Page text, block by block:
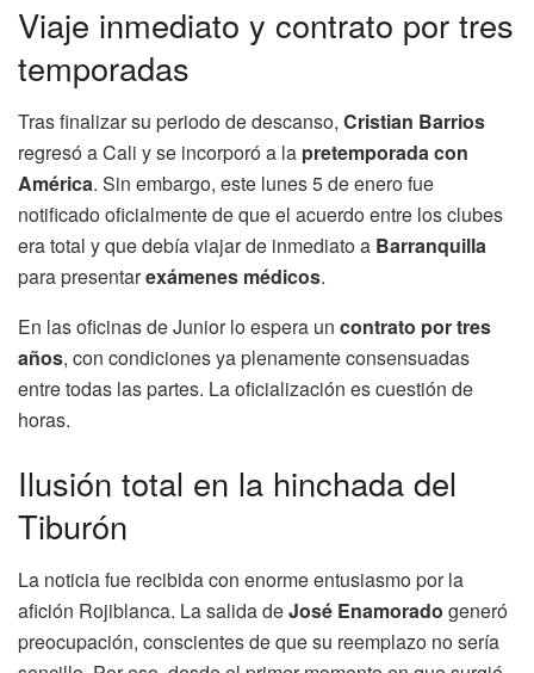
Viaje inmediato y contrato por tres
temporadas
Tras finalizar su periodo de descanso, Cristian Barrios
regresó a Cali y se incorporó a la pretemporada con
América. Sin embargo, este lunes 5 de enero fue
notificado oficialmente de que el acuerdo entre los clubes
era total y que debía viajar de inmediato a Barranquilla
para presentarexámenes médicos.
En las oficinas de Junior lo espera un contrato por tres
años, con condiciones ya plenamente consensuadas
entre todas las partes. La oficialización es cuestión de
horas.
Ilusión total en la hinchada del
Tiburón
La noticia fue recibida con enorme entusiasmo por la
afición Rojiblanca. La salida deJosé Enamorado generó
preocupación, conscientes de que su reemplazo no sería